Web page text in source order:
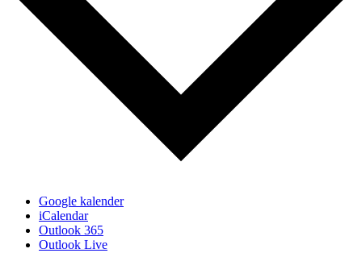
Google kalender
iCalendar
Outlook 365
Outlook Live